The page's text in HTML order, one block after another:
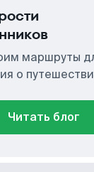
маршруты
о
Читать блог